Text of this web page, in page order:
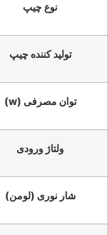
نوع چیپ
تولید کننده چیپ
توان مصرفی (w)
ولتاژ ورودی
شار نوری (لومن)